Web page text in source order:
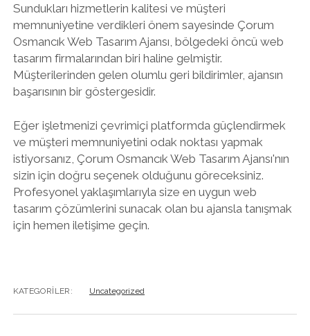
Sundukları hizmetlerin kalitesi ve müşteri
memnuniyetine verdikleri önem sayesinde Çorum
Osmancık Web Tasarım Ajansı, bölgedeki öncü web
tasarım firmalarından biri haline gelmiştir.
Müşterilerinden gelen olumlu geri bildirimler, ajansın
başarısının bir göstergesidir.
Eğer işletmenizi çevrimiçi platformda güçlendirmek
ve müşteri memnuniyetini odak noktası yapmak
istiyorsanız, Çorum Osmancık Web Tasarım Ajansı'nın
sizin için doğru seçenek olduğunu göreceksiniz.
Profesyonel yaklaşımlarıyla size en uygun web
tasarım çözümlerini sunacak olan bu ajansla tanışmak
için hemen iletişime geçin.
KATEGORILER: Uncategorized